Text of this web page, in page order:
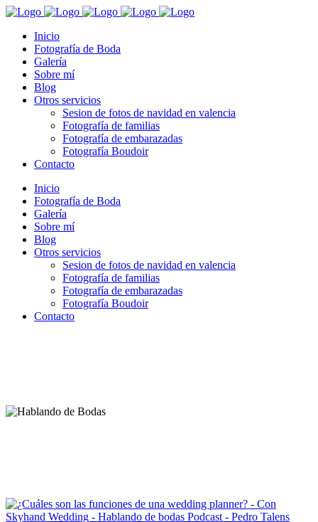
Inicio
Fotografía de Boda
Galería
Sobre mí
Blog
Otros servicios
Sesion de fotos de navidad en valencia
Fotografía de familias
Fotografía de embarazadas
Fotografía Boudoir
Contacto
Inicio
Fotografía de Boda
Galería
Sobre mí
Blog
Otros servicios
Sesion de fotos de navidad en valencia
Fotografía de familias
Fotografía de embarazadas
Fotografía Boudoir
Contacto